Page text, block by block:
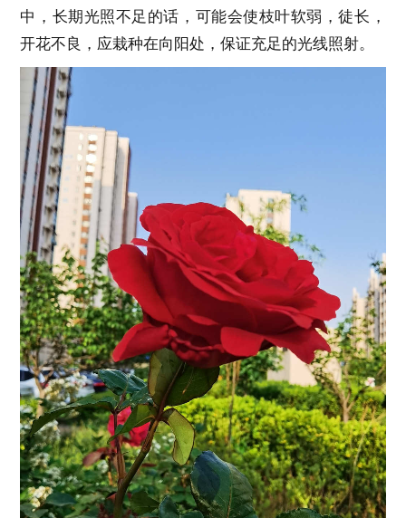
中，长期光照不足的话，可能会使枝叶软弱，徒长，
开花不良，应栽种在向阳处，保证充足的光线照射。